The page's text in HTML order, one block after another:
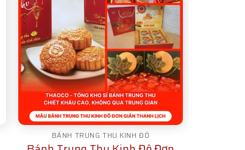
BÁNH TRUNG THU KINH ĐÔ